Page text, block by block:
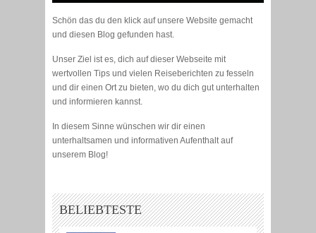
Schön das du den klick auf unsere Website gemacht
und diesen Blog gefunden hast.
Unser Ziel ist es, dich auf dieser Webseite mit
wertvollen Tips und vielen Reiseberichten zu fesseln
und dir einen Ort zu bieten, wo du dich gut unterhalten
und informieren kannst.
In diesem Sinne wünschen wir dir einen
unterhaltsamen und informativen Aufenthalt auf
unserem Blog!
BELIEBTESTE